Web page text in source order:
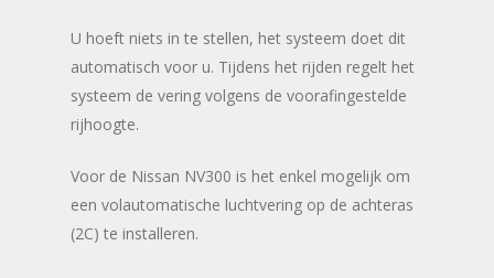
U hoeft niets in te stellen, het systeem doet dit
automatisch voor u. Tijdens het rijden regelt het
systeem de vering volgens de voorafingestelde
rijhoogte.
Voor de Nissan NV300 is het enkel mogelijk om
een volautomatische luchtvering op de achteras
(2C) te installeren.